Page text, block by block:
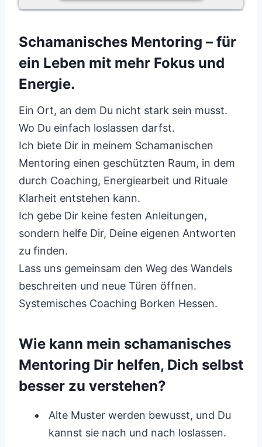
Schamanisches Mentoring – für
ein Leben mit mehr Fokus und
Energie.
Ein Ort, an dem Du nicht stark sein musst.
Wo Du einfach loslassen darfst.
Ich biete Dir in meinem Schamanischen
Mentoring einen geschützten Raum, in dem
durch Coaching, Energiearbeit und Rituale
Klarheit entstehen kann.
Ich gebe Dir keine festen Anleitungen,
sondern helfe Dir, Deine eigenen Antworten
zu finden.
Lass uns gemeinsam den Weg des Wandels
beschreiten und neue Türen öffnen.
Systemisches Coaching Borken Hessen.
Wie kann mein schamanisches
Mentoring Dir helfen, Dich selbst
besser zu verstehen?
Alte Muster werden bewusst, und Du
kannst sie nach und nach loslassen.